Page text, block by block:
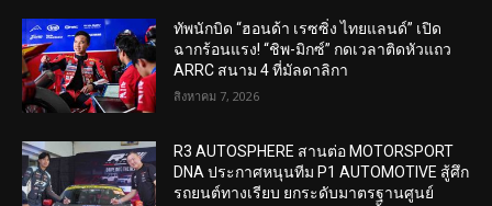
ทัพนักบิด “ฮอนด้า เรซซิ่ง ไทยแลนด์” เปิด
ฉากร้อนแรง! “ชิพ-มิกซ์” กดเวลาติดหัวแถว
ARRC สนาม 4 ที่มัลดาลิกา
สิงหาคม 7, 2026
R3 AUTOSPHERE สานต่อ MOTORSPORT
DNA ประกาศหนุนทีม P1 AUTOMOTIVE สู้ศึก
รถยนต์ทางเรียบ ยกระดับมาตรฐานศูนย์